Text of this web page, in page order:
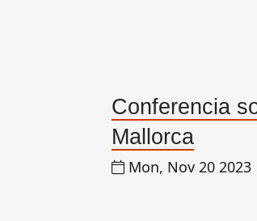
Conferencia
Mallorca
Mon, Nov 20 2023